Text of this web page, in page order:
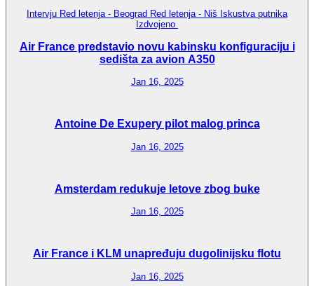
Intervju Red letenja - Beograd Red letenja - Niš Iskustva putnika
Izdvojeno
Air France predstavio novu kabinsku konfiguraciju i
sedišta za avion A350
Jan 16, 2025
Antoine De Exupery pilot malog princa
Jan 16, 2025
Amsterdam redukuje letove zbog buke
Jan 16, 2025
Air France i KLM unapređuju dugolinijsku flotu
Jan 16, 2025